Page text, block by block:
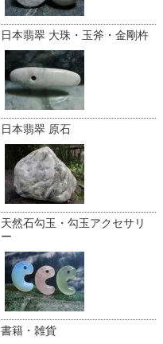
日本翡翠 大珠・玉斧・金剛杵
日本翡翠 原石
天然石勾玉・勾玉アクセサリ
ー
書籍・雑貨